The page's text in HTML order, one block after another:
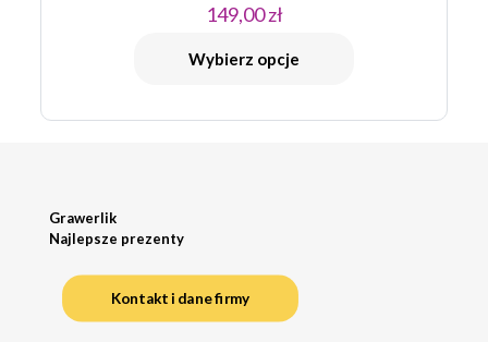
149,00zł
Wybierz opcje
Grawerlik
Najlepsze prezenty
Kontakt i dane firmy